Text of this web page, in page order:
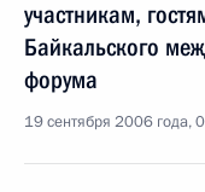
участникам,
Байкальского
форума
19 сентября 2006 года,